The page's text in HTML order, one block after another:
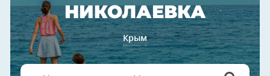
НИКОЛАЕВКА
Крым